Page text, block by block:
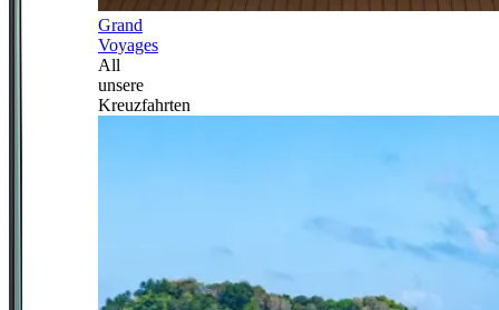
Grand
Voyages
All
unsere
Kreuzfahrten